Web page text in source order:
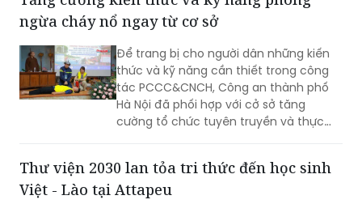
khoa và những lời nhắn gửi đầy ý nghĩa
từ Thứ trưởng Bộ Tư pháp Đặng Hoàng
Oanh.
Tăng cường kiến thức và kỹ năng phòng
ngừa cháy nổ ngay từ cơ sở
Để trang bị cho người dân những kiến
thức và kỹ năng cần thiết trong công
Hà Nội đã phối hợp với cở sở tăng
cường tổ chức tuyên truyền và thực
hành chữa cháy, cứu nạn.